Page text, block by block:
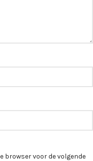
browser voor de volgende